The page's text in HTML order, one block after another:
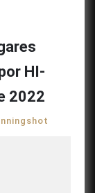
HI-
2022